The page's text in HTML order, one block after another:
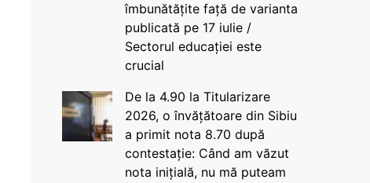
îmbunătățite față de varianta
publicată pe 17 iulie /
Sectorul educației este
crucial
De la 4.90 la Titularizare
2026, o învățătoare din Sibiu
a primit nota 8.70 după
contestație: Când am văzut
nota inițială, nu mă puteam